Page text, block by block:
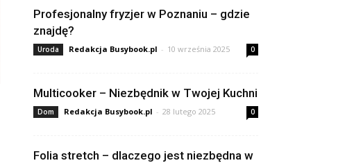
Profesjonalny fryzjer w Poznaniu – gdzie
znajdę?
Uroda Redakcja Busybook.pl - 10 września 2025 0
Multicooker – Niezbędnik w Twojej Kuchni
Dom Redakcja Busybook.pl - 28 lutego 2025 0
Folia stretch – dlaczego jest niezbędna w